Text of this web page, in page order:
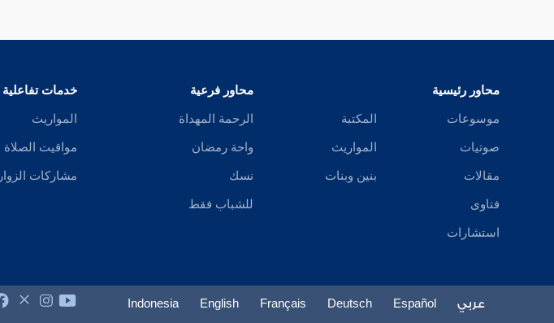
محاور رئيسية
موسوعات
صوتيات
مقالات
فتاوى
استشارات
المكتبة
المواريث
بنين وبنات
محاور فرعية
الرحمة المهداة
واحة رمضان
نسك
للشباب فقط
خدمات تفاعلية
المواريث
مواقيت الصلاة
مشاركات الزوار
عربي Español
Deutsch
Français
English
Indonesia